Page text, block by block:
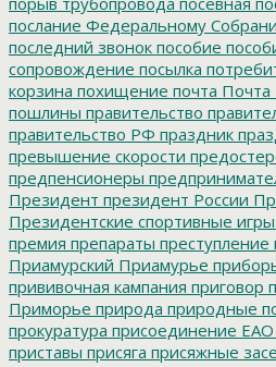
послание Федеральному
последний звонок пособие
сопровождение посылка
корзина похищение почта Почта
пошлины правительство
правительство РФ праздник
превышение скорости
предпенсионеры
Президент президент России
Президентские спортивные игры
премия препараты преступление
Приамурский Приамурье
прививочная кампания приговор
Приморье природа природные
прокуратура присоединение ЕАО
приставы присяга присяжные